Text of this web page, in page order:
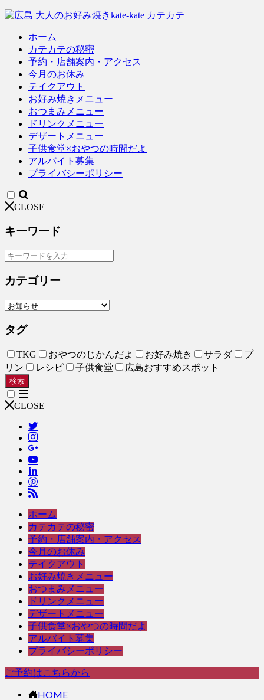
ホーム
カテカテの秘密
予約・店舗案内・アクセス
今月のお休み
テイクアウト
お好み焼きメニュー
おつまみメニュー
ドリンクメニュー
デザートメニュー
子供食堂×おやつの時間だよ
アルバイト募集
プライバシーポリシー
CLOSE
キーワード
カテゴリー
タグ
TKG おやつのじかんだよ お好み焼き サラダ
プ
リン
レシピ 子供食堂 広島おすすめスポット
検索
CLOSE
ホーム
カテカテの秘密
予約・店舗案内・アクセス
今月のお休み
テイクアウト
お好み焼きメニュー
おつまみメニュー
ドリンクメニュー
デザートメニュー
子供食堂×おやつの時間だよ
アルバイト募集
プライバシーポリシー
ご予約はこちらから
HOME